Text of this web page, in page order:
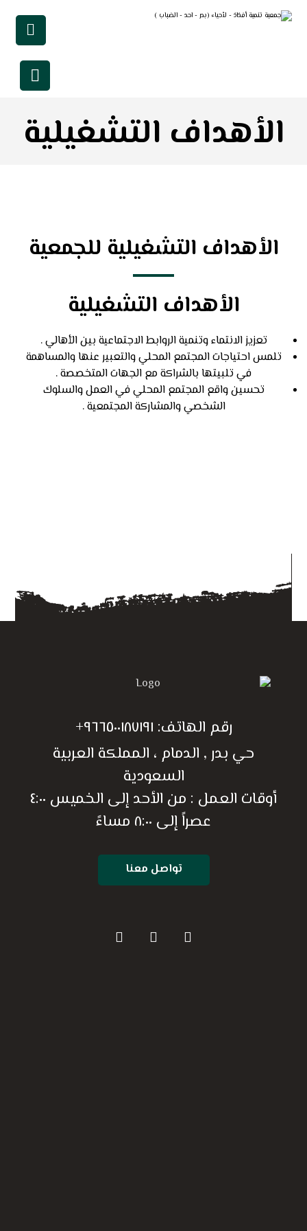
الأهداف التشغيلية
الأهداف التشغيلية للجمعية
الأهداف التشغيلية
تعزيز الانتماء وتنمية الروابط الاجتماعية بين الأهالي .
تلمس احتياجات المجتمع المحلي والتعبير عنها والمساهمة
في تلبيتها بالشراكة مع الجهات المتخصصة .
تحسين واقع المجتمع المحلي في العمل والسلوك
الشخصي والمشاركة المجتمعية .
رقم الهاتف: ٩٦٦٥٠٠١٨٧١٩١+
حي بدر , الدمام ، المملكة العربية
السعودية
أوقات العمل : من الأحد إلى الخميس ٤:٠٠
عصراً إلى ٨:٠٠ مساءً
تواصل معنا